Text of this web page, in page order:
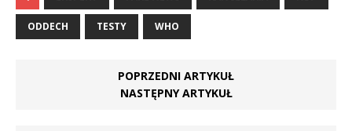
ODDECH TESTY WHO
POPRZEDNI ARTYKUŁ
NASTĘPNY ARTYKUŁ